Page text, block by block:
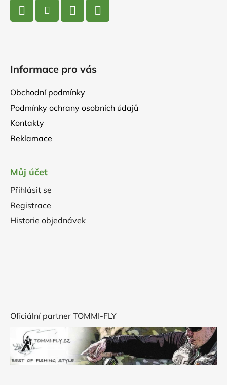
Informace pro vás
Obchodní podmínky
Podmínky ochrany osobních údajů
Kontakty
Reklamace
Můj účet
Přihlásit se
Registrace
Historie objednávek
Oficiální partner TOMMI-FLY